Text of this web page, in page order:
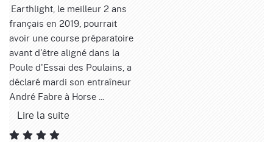
Earthlight, le meilleur 2 ans
français en 2019, pourrait
avoir une course préparatoire
avant d'être aligné dans la
Poule d'Essai des Poulains, a
déclaré mardi son entraîneur
André Fabre à Horse ...
Lire la suite